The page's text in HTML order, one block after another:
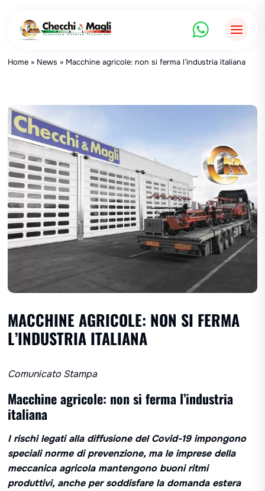
contenuto
Home » News » Macchine agricole: non si ferma l’industria italiana
MACCHINE AGRICOLE: NON SI FERMA
L’INDUSTRIA ITALIANA
Comunicato Stampa
Macchine agricole: non si ferma l’industria
italiana
I rischi legati alla diffusione del Covid-19 impongono
speciali norme di prevenzione, ma le imprese della
meccanica agricola mantengono buoni ritmi
produttivi, anche per soddisfare la domanda estera